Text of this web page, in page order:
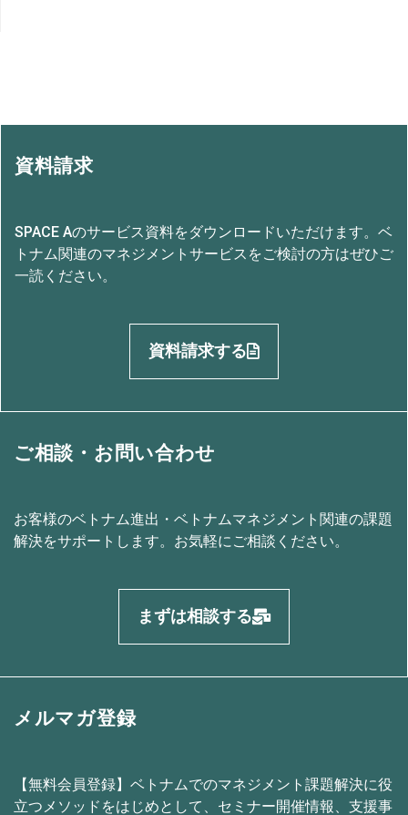
資料請求
SPACE Aのサービス資料をダウンロードいただけます。ベ
トナム関連のマネジメントサービスをご検討の方はぜひご
一読ください。
資料請求する
ご相談・お問い合わせ
お客様のベトナム進出・ベトナムマネジメント関連の課題
解決をサポートします。お気軽にご相談ください。
まずは相談する
メルマガ登録
【無料会員登録】ベトナムでのマネジメント課題解決に役
立つメソッドをはじめとして、セミナー開催情報、支援事